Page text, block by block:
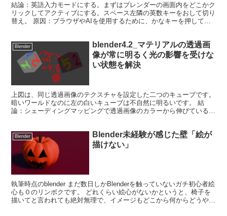
結論：英語入力モードにする。まずはブレンダーの画面内をどこかク
リックしてアクティブにする。スペース左隣の英数キーをおして切り
替え。 原因：ブラウザやAIを使用するために、かなキーを押してタ
Blender
blender4.2_マテリアルの透過画
像が常に明るく光の影響を受けな
い状態を解決
上図は、同じ透過画像のテクスチャを設定した二つのキューブです。
暗いワールドなのに左の白いキューブは不自然に明るいです。 結
論：シェーディングマッピングで透過画像のカラーから伸びているソ
Blender
Blender未経験が感じた壁「絵が
描けない」
執筆時点のblender まだ数日しかBlenderを触っていないガチ初心者絵
心も０のリンボクです。 どれくらい絵心がないかというと、椅子を
描いてと言われても絶対無理で、イメージもどこから何からどうやっ